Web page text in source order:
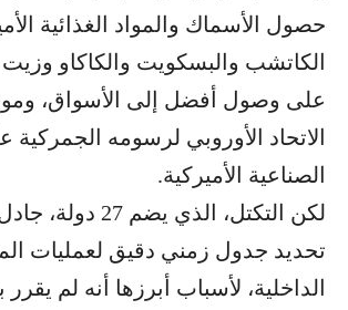
حصول الأسماك والمواد الغذائية
الكاتشب والبسكويت والكاكاو وزيت
على وصول أفضل إلى الأسواق،
الاتحاد الأوروبي لرسومه الجمركية
الصناعية الأميركية.
لكن التكتل، الذي يضم
تحديد جدول زمني دقيق لعمليات
الداخلية، لأسباب أبرزها أنه لم يقرر